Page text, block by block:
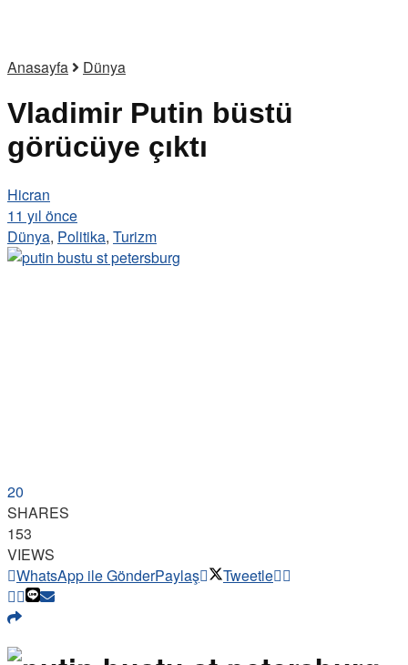
Anasayfa Dünya
Vladimir Putin büstü
görücüye çıktı
Hicran
11 yıl önce
Dünya, Politika, Turizm
20
SHARES
153
VIEWS
WhatsApp ile GönderPaylaş Tweetle